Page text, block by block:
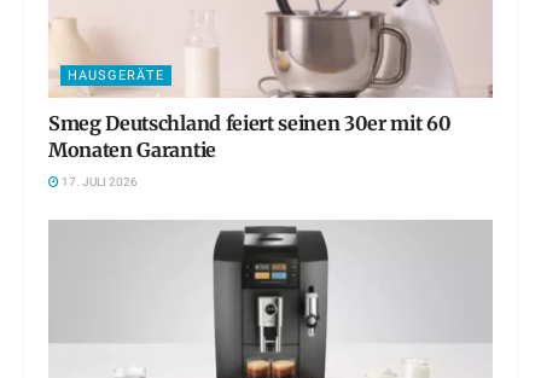
HAUSGERÄTE
Smeg Deutschland feiert seinen 30er mit 60
Monaten Garantie
17. JULI 2026